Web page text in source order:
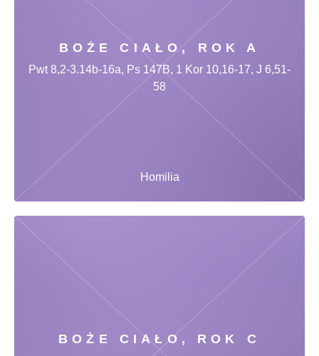
BOŻE CIAŁO, ROK A
Homilia
Pwt 8,2-3.14b-16a, Ps 147B, 1 Kor 10,16-17, J 6,51-
58
BOŻE CIAŁO, ROK C